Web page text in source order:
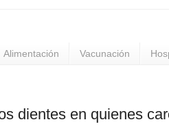
Alimentación Vacunación
dientes en quienes